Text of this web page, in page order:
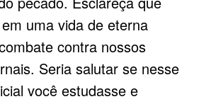
uma vida de eterna
contra nossos
Seria salutar se nesse
você estudasse e